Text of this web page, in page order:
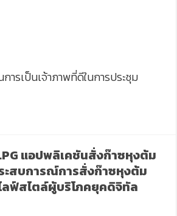
ารเป็นเจ้าภาพที่ดีในการประชุม
แอปพลิเคชันสั่งก๊าซหุงต้ม
ะสบการณ์การสั่งก๊าซหุงต้ม
ลฟ์สไตล์ผู้บริโภคยุคดิจิทัล